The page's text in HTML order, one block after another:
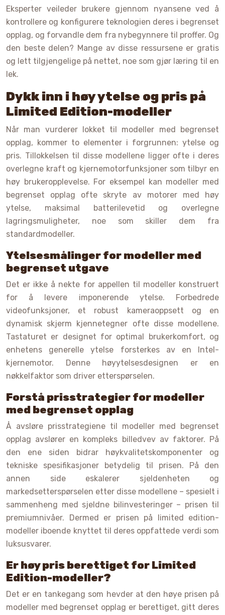
Eksperter veileder brukere gjennom nyansene ved å
kontrollere og konfigurere teknologien deres i begrenset
opplag, og forvandle dem fra nybegynnere til proffer. Og
den beste delen? Mange av disse ressursene er gratis
og lett tilgjengelige på nettet, noe som gjør læring til en
lek.
Dykk inn i høy ytelse og pris på
Limited Edition-modeller
Når man vurderer lokket til modeller med begrenset
opplag, kommer to elementer i forgrunnen: ytelse og
pris. Tillokkelsen til disse modellene ligger ofte i deres
overlegne kraft og kjernemotorfunksjoner som tilbyr en
høy brukeropplevelse. For eksempel kan modeller med
begrenset opplag ofte skryte av motorer med høy
ytelse, maksimal batterilevetid og overlegne
lagringsmuligheter, noe som skiller dem fra
standardmodeller.
Ytelsesmålinger for modeller med
begrenset utgave
Det er ikke å nekte for appellen til modeller konstruert
for å levere imponerende ytelse. Forbedrede
videofunksjoner, et robust kameraoppsett og en
dynamisk skjerm kjennetegner ofte disse modellene.
Tastaturet er designet for optimal brukerkomfort, og
enhetens generelle ytelse forsterkes av en Intel-
kjernemotor. Denne høyytelsesdesignen er en
nøkkelfaktor som driver etterspørselen.
Forstå prisstrategier for modeller
med begrenset opplag
Å avsløre prisstrategiene til modeller med begrenset
opplag avslører en kompleks billedvev av faktorer. På
den ene siden bidrar høykvalitetskomponenter og
tekniske spesifikasjoner betydelig til prisen. På den
annen side eskalerer sjeldenheten og
markedsetterspørselen etter disse modellene – spesielt i
sammenheng med sjeldne bilinvesteringer – prisen til
premiumnivåer. Dermed er prisen på limited edition-
modeller iboende knyttet til deres oppfattede verdi som
luksusvarer.
Er høy pris berettiget for Limited
Edition-modeller?
Det er en tankegang som hevder at den høye prisen på
modeller med begrenset opplag er berettiget, gitt deres